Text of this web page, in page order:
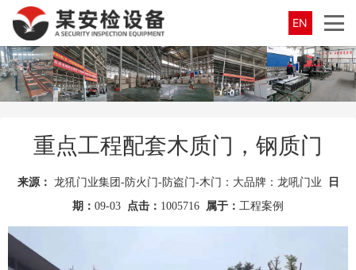
EN
重点工程配套木质门，钢质门
来源： 龙犼门业集团-防火门-防盗门-木门：大品牌：龙吼门业
日
期： 09-03 点击： 1005716 属于： 工程案例